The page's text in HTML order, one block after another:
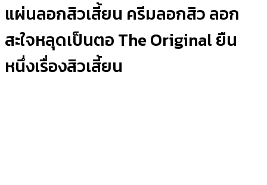
แผ่นลอกสิวเสี้ยน ครีมลอกสิว ลอก
สะใจหลุดเป็นตอ The Original ยืน
หนึ่งเรื่องสิวเสี้ยน